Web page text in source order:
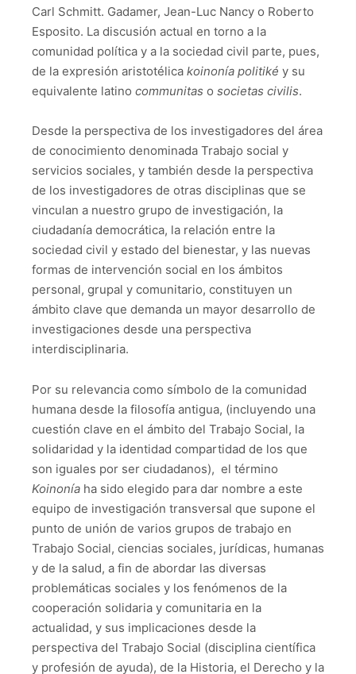
Carl Schmitt. Gadamer, Jean-Luc Nancy o Roberto
Esposito. La discusión actual en torno a la
comunidad política y a la sociedad civil parte, pues,
de la expresión aristotélica koinonía politiké y su
equivalente latino communitas o societas civilis.
Desde la perspectiva de los investigadores del área
de conocimiento denominada Trabajo social y
servicios sociales, y también desde la perspectiva
de los investigadores de otras disciplinas que se
vinculan a nuestro grupo de investigación, la
ciudadanía democrática, la relación entre la
sociedad civil y estado del bienestar, y las nuevas
formas de intervención social en los ámbitos
personal, grupal y comunitario, constituyen un
ámbito clave que demanda un mayor desarrollo de
investigaciones desde una perspectiva
interdisciplinaria.
Por su relevancia como símbolo de la comunidad
humana desde la filosofía antigua, (incluyendo una
cuestión clave en el ámbito del Trabajo Social, la
solidaridad y la identidad compartidad de los que
son iguales por ser ciudadanos), el término
Koinonía ha sido elegido para dar nombre a este
equipo de investigación transversal que supone el
punto de unión de varios grupos de trabajo en
Trabajo Social, ciencias sociales, jurídicas, humanas
y de la salud, a fin de abordar las diversas
problemáticas sociales y los fenómenos de la
cooperación solidaria y comunitaria en la
actualidad, y sus implicaciones desde la
perspectiva del Trabajo Social (disciplina científica
y profesión de ayuda), de la Historia, el Derecho y la